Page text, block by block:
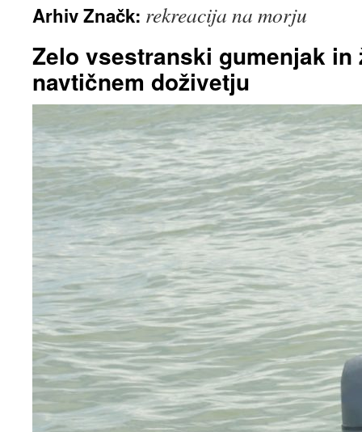
Arhiv Značk: rekreacija na morju
Zelo vsestranski gumenjak in
navtičnem doživetju